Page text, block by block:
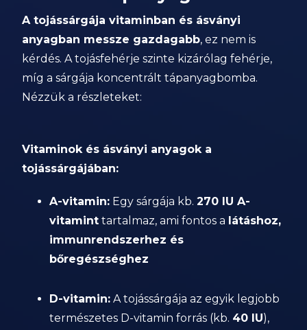
A tojássárgája vitaminban és ásványi
anyagban messze gazdagabb, ez nem is
kérdés. A tojásfehérje szinte kizárólag fehérje,
míg a sárgája koncentrált tápanyagbomba.
Nézzük a részleteket:
Vitaminok és ásványi anyagok a
tojássárgájában:
A-vitamin: Egy sárgája kb.270 IU A-
vitamint tartalmaz, ami fontos a látáshoz,
immunrendszerhez és
bőregészséghez
D-vitamin: A tojássárgája az egyik legjobb
természetes D-vitamin forrás (kb. 40 IU),